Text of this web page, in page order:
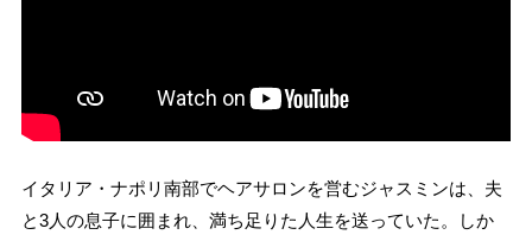
イタリア・ナポリ南部でヘアサロンを営むジャスミンは、夫
と3人の息子に囲まれ、満ち足りた人生を送っていた。しか